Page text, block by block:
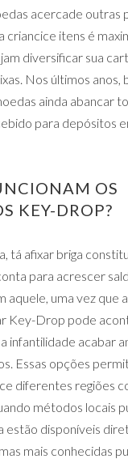
acercade outras
criancice itens é
diversificar sua
Nos últimos anos,
ainda abancar
para depósitos
OS
KEY-DROP?
tá afixar briga
para acrescer
aquele, uma vez que
Key-Drop pode
infantilidade acabar
Essas opções
diferentes regiões
métodos locais
estão disponíveis
mais conhecidas